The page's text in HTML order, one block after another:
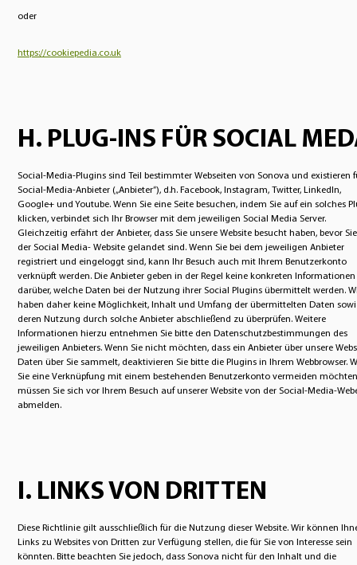
oder
https://cookiepedia.co.uk
H. PLUG-INS FÜR SOCIAL
Social-Media-Plugins sind Teil bestimmter Webseiten von Sonova und existieren
Social-Media-Anbieter („Anbieter“), d.h. Facebook, Instagram, Twitter, LinkedIn,
Google+ und Youtube. Wenn Sie eine Seite besuchen, indem Sie auf ein solches
klicken, verbindet sich Ihr Browser mit dem jeweiligen Social Media Server.
Gleichzeitig erfährt der Anbieter, dass Sie unsere Website besucht haben, bevor
der Social Media- Website gelandet sind. Wenn Sie bei dem jeweiligen Anbieter
registriert und eingeloggt sind, kann Ihr Besuch auch mit Ihrem Benutzerkonto
verknüpft werden. Die Anbieter geben in der Regel keine konkreten Informationen
darüber, welche Daten bei der Nutzung ihrer Social Plugins übermittelt werden.
haben daher keine Möglichkeit, Inhalt und Umfang der übermittelten Daten
deren Nutzung durch solche Anbieter abschließend zu überprüfen. Weitere
Informationen hierzu entnehmen Sie bitte den Datenschutzbestimmungen des
jeweiligen Anbieters. Wenn Sie nicht möchten, dass ein Anbieter über unsere
Daten über Sie sammelt, deaktivieren Sie bitte die Plugins in Ihrem Webbrowser.
Sie eine Verknüpfung mit einem bestehenden Benutzerkonto vermeiden
müssen Sie sich vor Ihrem Besuch auf unserer Website von der Social-Media-
abmelden.
I. LINKS VON DRITTEN
Diese Richtlinie gilt ausschließlich für die Nutzung dieser Website. Wir können
Links zu Websites von Dritten zur Verfügung stellen, die für Sie von Interesse sein
könnten. Bitte beachten Sie jedoch, dass Sonova nicht für den Inhalt und die